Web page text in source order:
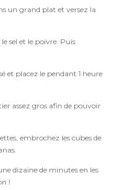
un grand plat et versez la
sel et le poivre. Puis
et placez le pendant 1 heure
assez gros afin de pouvoir
embrochez les cubes de
dizaine de minutes en les
!